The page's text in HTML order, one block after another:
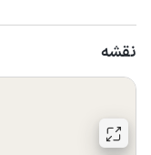
نقشه